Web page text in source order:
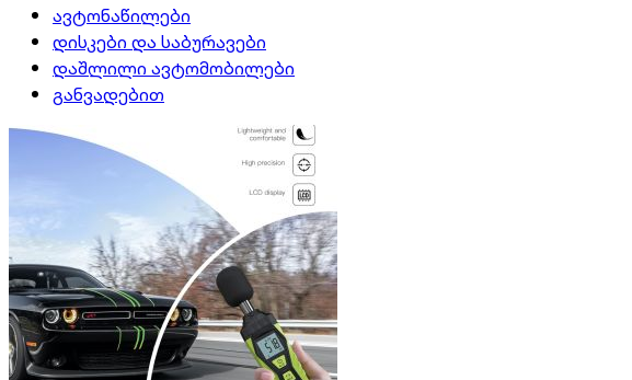
ავტონაწილები
დისკები და საბურავები
დაშლილი ავტომობილები
განვადებით